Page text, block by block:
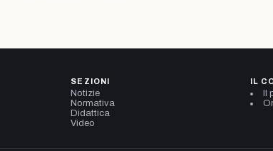
SEZIONI
Notizie
Normativa
Didattica
Video
IL